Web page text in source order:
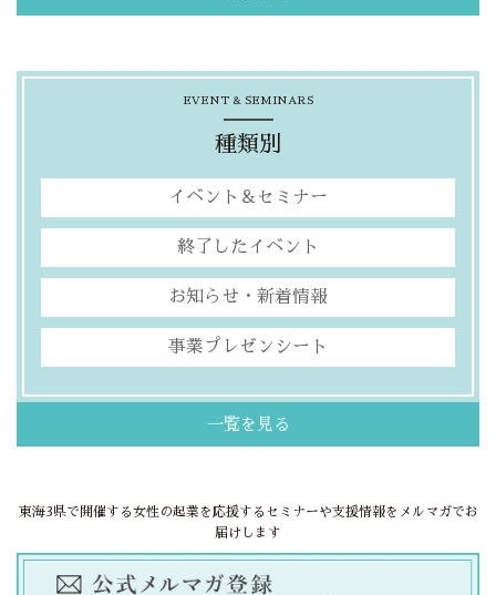
EVENT & SEMINARS
種類別
イベント＆セミナー
終了したイベント
お知らせ・新着情報
事業プレゼンシート
一覧を見る
東海3県で開催する女性の起業を応援するセミナーや支援情報をメルマガでお
届けします